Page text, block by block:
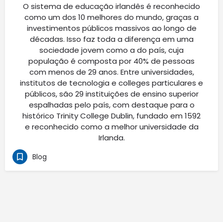
O sistema de educação irlandês é reconhecido
como um dos 10 melhores do mundo, graças a
investimentos públicos massivos ao longo de
décadas. Isso faz toda a diferença em uma
sociedade jovem como a do país, cuja
população é composta por 40% de pessoas
com menos de 29 anos. Entre universidades,
institutos de tecnologia e colleges particulares e
públicos, são 29 instituições de ensino superior
espalhadas pelo país, com destaque para o
histórico Trinity College Dublin, fundado em 1592
e reconhecido como a melhor universidade da
Irlanda.
Blog